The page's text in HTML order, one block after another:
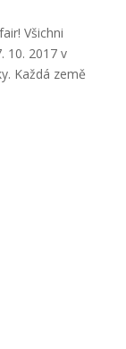
Všichni
10. 2017 v
Každá země